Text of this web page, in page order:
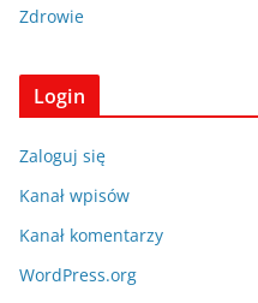
Zdrowie
Login
Zaloguj się
Kanał wpisów
Kanał komentarzy
WordPress.org